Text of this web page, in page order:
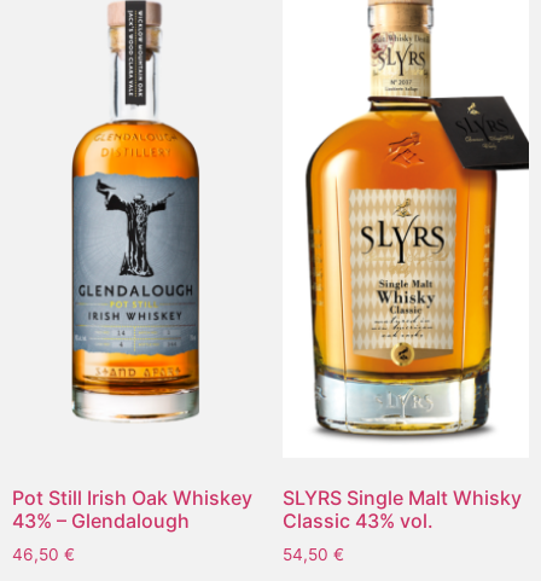
Pot Still Irish Oak Whiskey
43% – Glendalough
46,50 €
SLYRS Single Malt Whisky
Classic 43% vol.
54,50 €